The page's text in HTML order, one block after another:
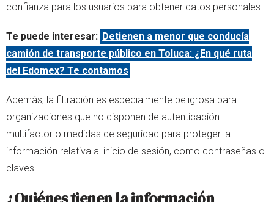
confianza para los usuarios para obtener datos personales.
Te puede interesar: Detienen a menor que conducía
camión de transporte público en Toluca: ¿En qué ruta
del Edomex? Te contamos
Además, la filtración es especialmente peligrosa para
organizaciones que no disponen de autenticación
multifactor o medidas de seguridad para proteger la
información relativa al inicio de sesión, como contraseñas o
claves.